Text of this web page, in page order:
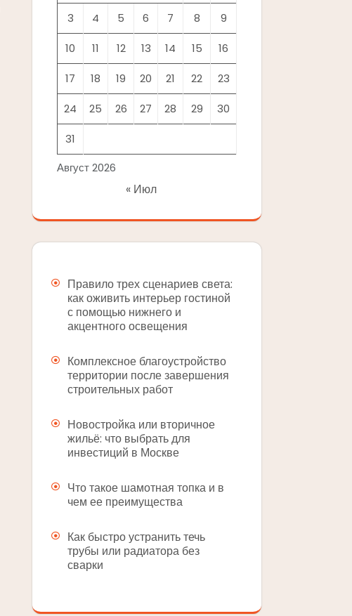
Август 2026
3 4 5 6 7 8 9
10 11 12 13 14 15 16
17 18 19 20 21 22 23
24 25 26 27 28 29 30
31
« Июл
Правило трех сценариев света:
как оживить интерьер гостиной
с помощью нижнего и
акцентного освещения
Комплексное благоустройство
территории после завершения
строительных работ
Новостройка или вторичное
жильё: что выбрать для
инвестиций в Москве
Что такое шамотная топка и в
чем ее преимущества
Как быстро устранить течь
трубы или радиатора без
сварки